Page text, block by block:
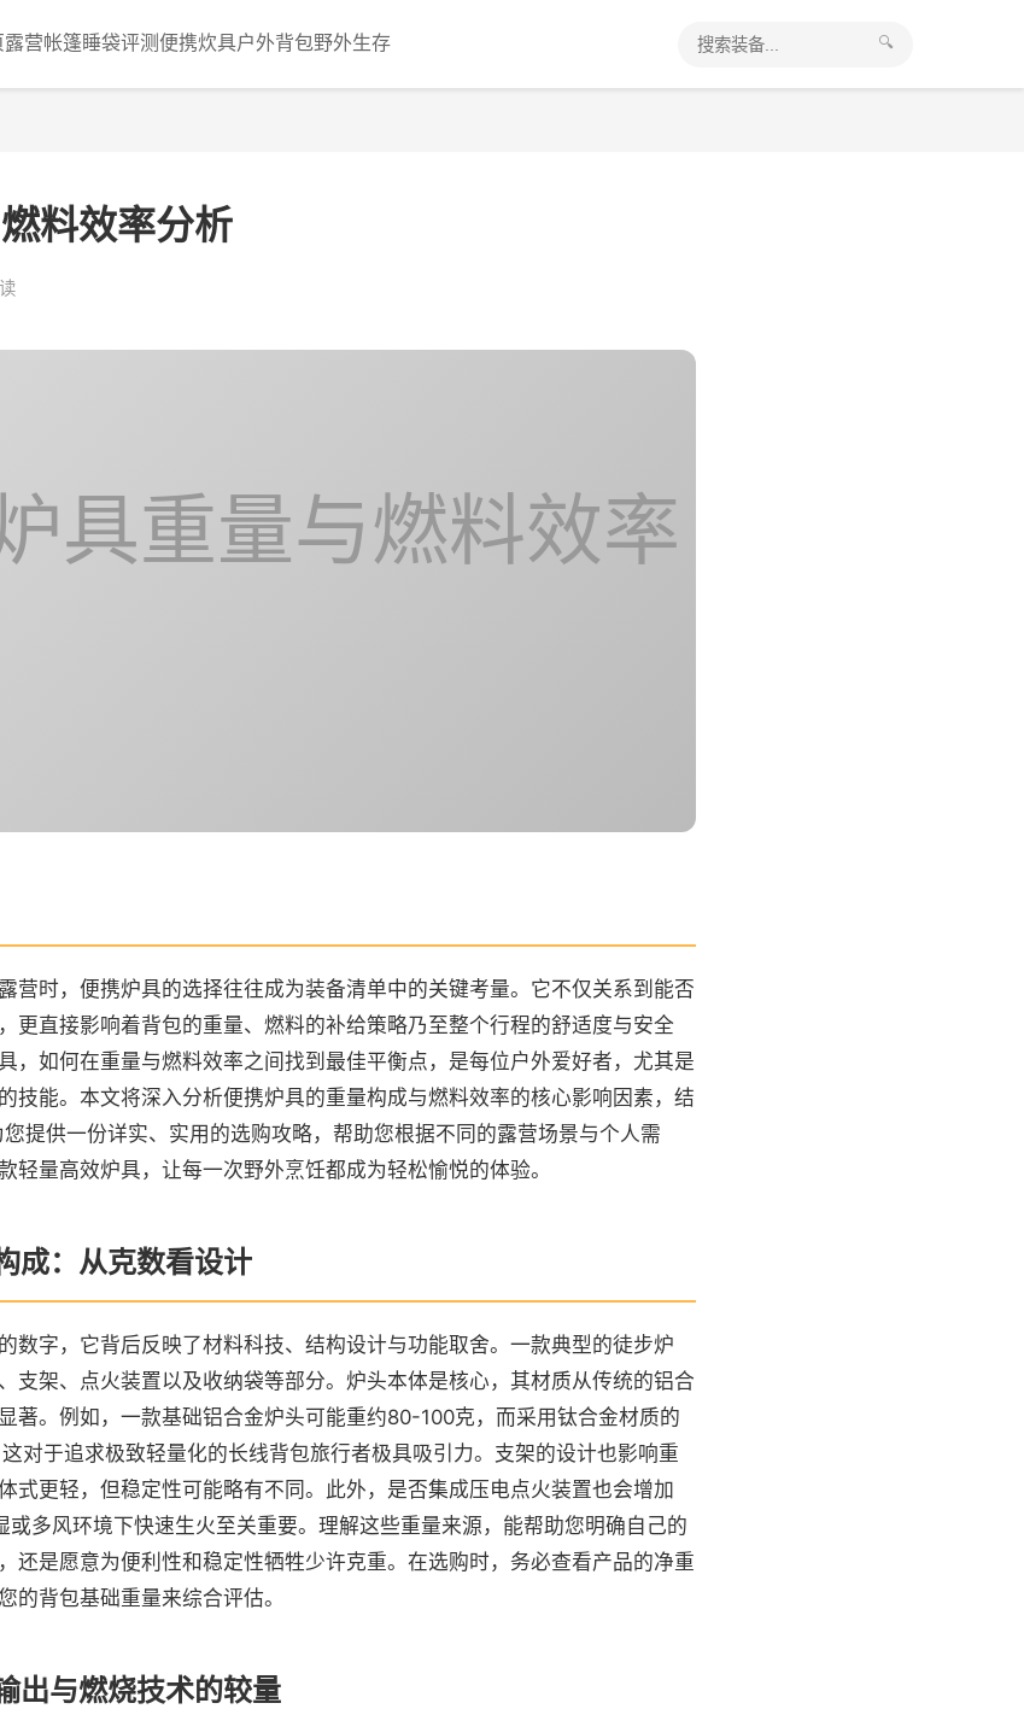
露营帐篷睡袋评测便携炊具户外背包野外生存 🔍
料效率分析
具重量与燃料效率
营时，便携炉具的选择往往成为装备清单中的关键考量。它不仅关系到能否
更直接影响着背包的重量、燃料的补给策略乃至整个行程的舒适度与安全
，如何在重量与燃料效率之间找到最佳平衡点，是每位户外爱好者，尤其是
技能。本文将深入分析便携炉具的重量构成与燃料效率的核心影响因素，结
提供一份详实、实用的选购攻略，帮助您根据不同的露营场景与个人需
轻量高效炉具，让每一次野外烹饪都成为轻松愉悦的体验。
成：从克数看设计
数字，它背后反映了材料科技、结构设计与功能取舍。一款典型的徒步炉
支架、点火装置以及收纳袋等部分。炉头本体是核心，其材质从传统的铝合
著。例如，一款基础铝合金炉头可能重约80-100克，而采用钛合金材质的
对于追求极致轻量化的长线背包旅行者极具吸引力。支架的设计也影响重
式更轻，但稳定性可能略有不同。此外，是否集成压电点火装置也会增加
多风环境下快速生火至关重要。理解这些重量来源，能帮助您明确自己的
还是愿意为便利性和稳定性牺牲少许克重。在选购时，务必查看产品的净重
的背包基础重量来综合评估。
出与燃烧技术的较量